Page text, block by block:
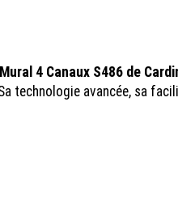
4 Canaux S486 de
technologie avancée, sa